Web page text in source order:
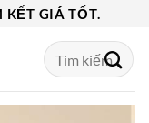
KẾT GIÁ TỐT.
Tìm
kiếm: